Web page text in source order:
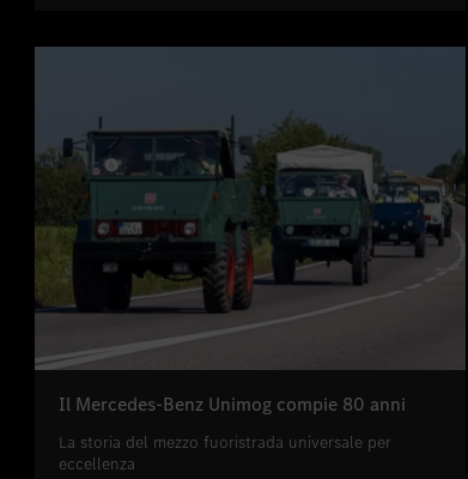
Il Mercedes-Benz Unimog compie 80 anni
La storia del mezzo fuoristrada universale per
eccellenza